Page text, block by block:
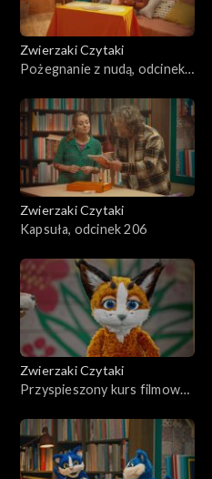
Zwierzaki Czytaki
Pożegnanie z nudą, odcinek
Zwierzaki Czytaki
Kapsuła, odcinek 206
Zwierzaki Czytaki
Przyspieszony kurs filmowy,